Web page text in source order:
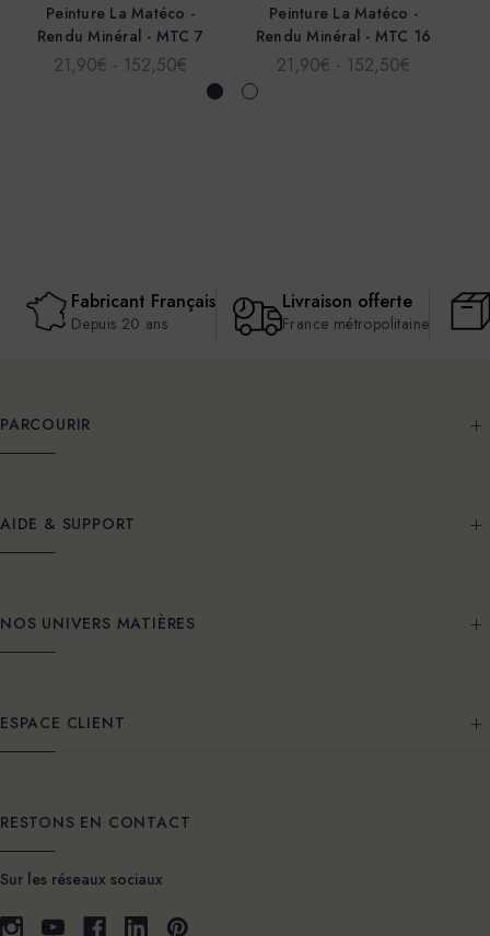
Peinture La Matéco -
Rendu Minéral - MTC 7
21,90€ - 152,50€
Peinture La Matéco -
Rendu Minéral - MTC 16
21,90€ - 152,50€
Fabricant Français
Depuis 20 ans
Livraison offerte
France métropolitaine
PARCOURIR
AIDE & SUPPORT
NOS UNIVERS MATIÈRES
ESPACE CLIENT
RESTONS EN CONTACT
Sur les réseaux sociaux